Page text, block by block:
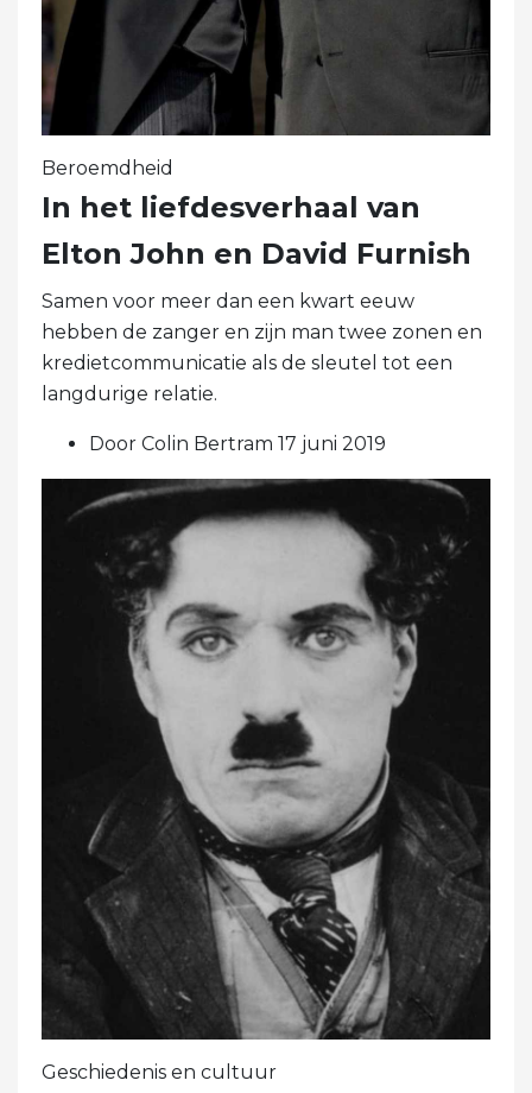
Beroemdheid
In het liefdesverhaal van
Elton John en David Furnish
Samen voor meer dan een kwart eeuw
hebben de zanger en zijn man twee zonen en
kredietcommunicatie als de sleutel tot een
langdurige relatie.
Door Colin Bertram 17 juni 2019
Geschiedenis en cultuur